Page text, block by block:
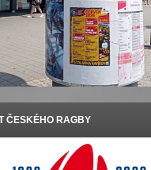
ČESKÉHO RAGBY